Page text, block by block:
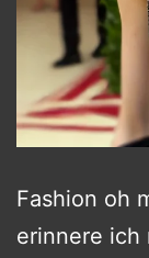
Fashion oh
erinnere ich